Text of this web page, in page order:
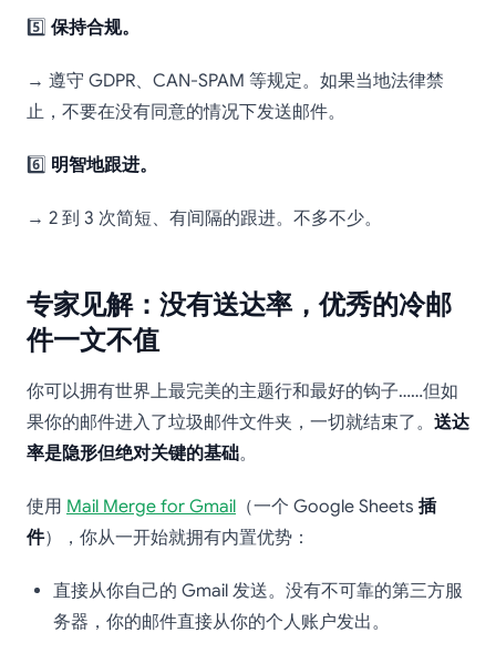
5️⃣ 保持合规。
→ 遵守 GDPR、CAN-SPAM 等规定。如果当地法律禁
止，不要在没有同意的情况下发送邮件。
6️⃣ 明智地跟进。
→ 2 到 3 次简短、有间隔的跟进。不多不少。
专家见解：没有送达率，优秀的冷邮
件一文不值
你可以拥有世界上最完美的主题行和最好的钩子……但如
果你的邮件进入了垃圾邮件文件夹，一切就结束了。 送达
率是隐形但绝对关键的基础。
使用 Mail Merge for Gmail （一个 Google Sheets 插
件），你从一开始就拥有内置优势：
直接从你自己的 Gmail 发送。没有不可靠的第三方服
务器，你的邮件直接从你的个人账户发出。